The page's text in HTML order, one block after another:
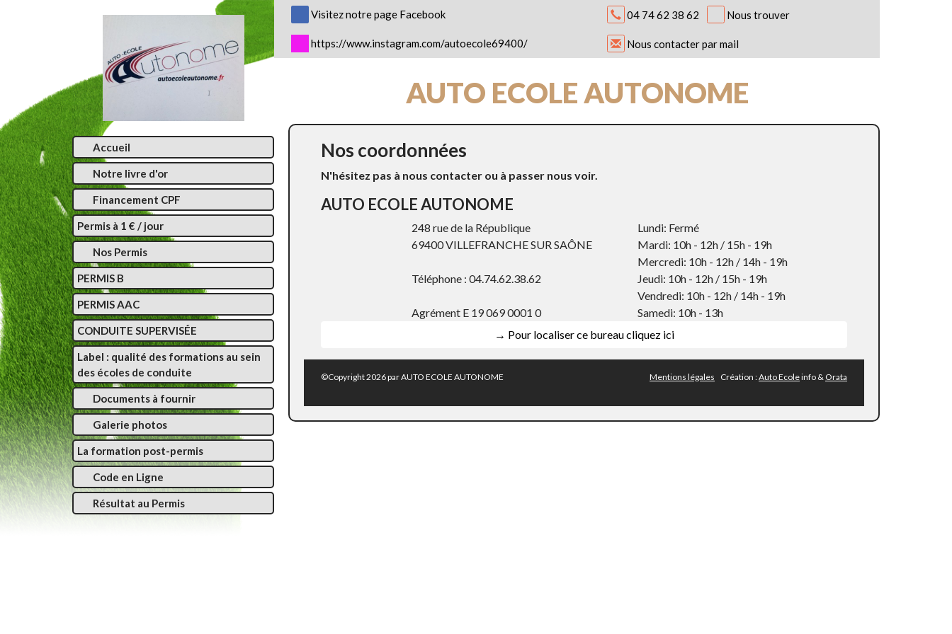
Accueil
Notre livre d'or
Financement CPF
Permis à 1 € / jour
Nos Permis
PERMIS B
PERMIS AAC
CONDUITE SUPERVISÉE
Label : qualité des formations au sein
des écoles de conduite
Documents à fournir
Galerie photos
La formation post-permis
Code en Ligne
Résultat au Permis
Visitez notre page Facebook
https://www.instagram.com/autoecole69400/
04 74 62 38 62 Nous trouver
Nous contacter par mail
AUTO ECOLE AUTONOME
Nos coordonnées
N'hésitez pas à nous contacter ou à passer nous voir.
AUTO ECOLE AUTONOME
248 rue de la République
69400 VILLEFRANCHE SUR SAÔNE
Téléphone : 04.74.62.38.62
Agrément E 19 069 0001 0
Lundi: Fermé
Mardi: 10h - 12h / 15h - 19h
Mercredi: 10h - 12h / 14h - 19h
Jeudi: 10h - 12h / 15h - 19h
Vendredi: 10h - 12h / 14h - 19h
Samedi: 10h - 13h
→ Pour localiser ce bureau cliquez ici
©Copyright 2026 par AUTO ECOLE AUTONOME Mentions légales Création :Auto Ecoleinfo & Orata